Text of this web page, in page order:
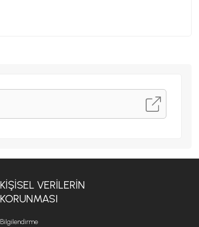
KIŞISEL VERILERIN
KORUNMASI
Bilgilendirme